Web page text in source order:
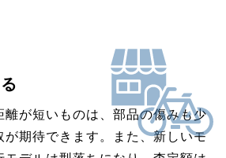
離が短いものは、部品の傷みも少
が期待できます。また、新しいモ